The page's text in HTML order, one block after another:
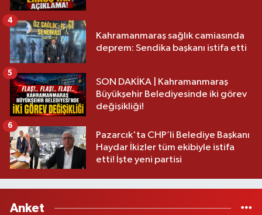
Kahramanmaraş sağlık camiasında
deprem: Sendika başkanı istifa etti
4
SON DAKİKA | Kahramanmaraş
Büyükşehir Belediyesinde iki görev
değişikliği!
5
Pazarcık'ta CHP’li Belediye Başkanı
Haydar İkizler tüm ekibiyle istifa
etti! İşte yeni partisi
6
Anket